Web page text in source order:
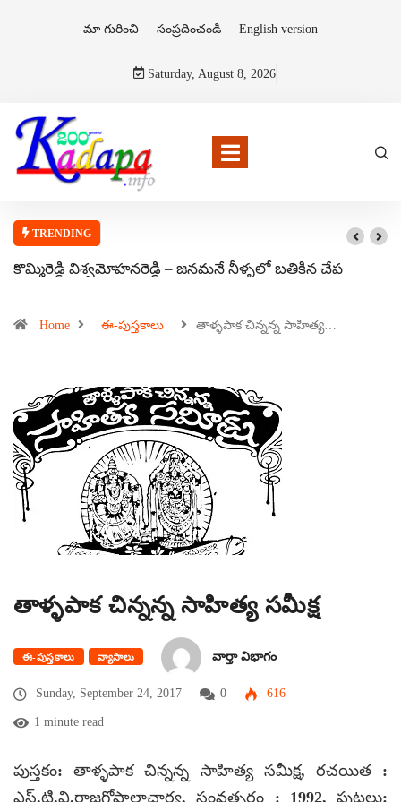
మా గురించి సంప్రదించండి English version
Saturday, August 8, 2026
TRENDING
కొమ్మిరెడ్డి విశ్వమోహనరెడ్డి – జనమనే నీళ్ళలో బతికిన చేప
Home ఈ-పుస్తకాలు తాళ్ళపాక చిన్నన్న సాహిత్య…
తాళ్ళపాక చిన్నన్న సాహిత్య సమీక్ష
ఈ-పుస్తకాలు వ్యాసాలు వార్తా విభాగం
Sunday, September 24, 2017 0 616
1 minute read
పుస్తకం: తాళ్ళపాక చిన్నన్న సాహిత్య సమీక్ష, రచయిత :
ఎస్.టి.వి.రాజగోపాలాచార్య, సంవత్సరం : 1992, పుటలు: